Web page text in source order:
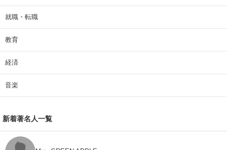
就職・転職
教育
経済
音楽
新着著名人一覧